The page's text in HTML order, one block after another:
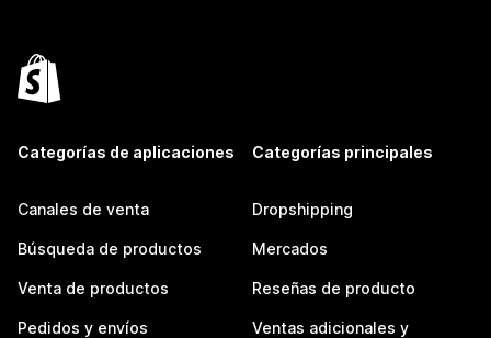
Categorías de aplicaciones
Canales de venta
Búsqueda de productos
Venta de productos
Pedidos y envíos
Categorías principales
Dropshipping
Mercados
Reseñas de producto
Ventas adicionales y